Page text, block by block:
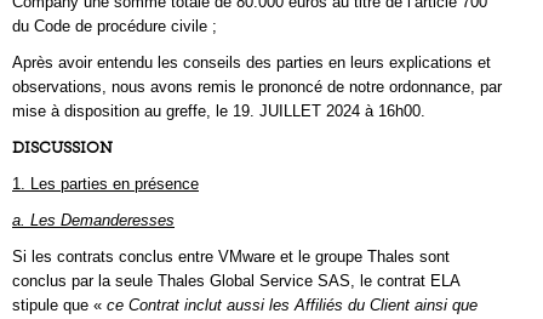
du Code de procédure civile ;
Après avoir entendu les conseils des parties en leurs explications et
observations, nous avons remis le prononcé de notre ordonnance, par
mise à disposition au greffe, le 19. JUILLET 2024 à 16h00.
DISCUSSION
1. Les parties en présence
a. Les Demanderesses
Si les contrats conclus entre VMware et le groupe Thales sont
conclus par la seule Thales Global Service SAS, le contrat ELA
stipule que « ce Contrat inclut aussi les Affiliés du Client ainsi que